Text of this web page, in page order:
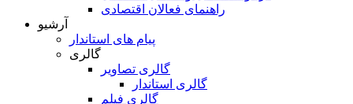
راهنمای فعالان اقتصادی
آرشیو
پیام های استاندار
گالری
گالری تصاویر
گالری استاندار
گالری فیلم